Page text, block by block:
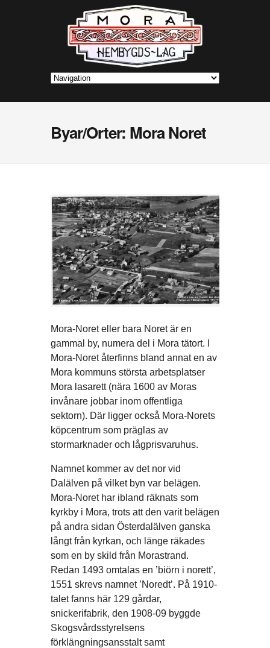
Byar/Orter: Mora Noret
Mora-Noret eller bara Noret är en
gammal by, numera del i Mora tätort. I
Mora-Noret återfinns bland annat en av
Mora kommuns största arbetsplatser
Mora lasarett (nära 1600 av Moras
invånare jobbar inom offentliga
sektorn). Där ligger också Mora-Norets
köpcentrum som präglas av
stormarknader och lågprisvaruhus.
Namnet kommer av det nor vid
Dalälven på vilket byn var belägen.
Mora-Noret har ibland räknats som
kyrkby i Mora, trots att den varit belägen
på andra sidan Österdalälven ganska
långt från kyrkan, och länge räkades
som en by skild från Morastrand.
Redan 1493 omtalas en ’biörn i norett’,
1551 skrevs namnet ’Noredt’. På 1910-
talet fanns här 129 gårdar,
snickerifabrik, den 1908-09 byggde
Skogsvårdsstyrelsens
förklängningsansstalt samt